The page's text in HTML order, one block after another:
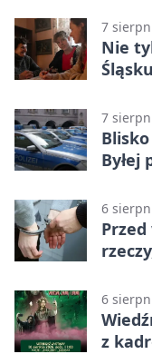
7
Nie
7
Byłej
6
6
z